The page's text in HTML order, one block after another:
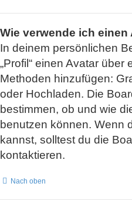
Wie verwende ich einen
In deinem persönlichen
„Profil“ einen Avatar
Methoden hinzufügen:
oder Hochladen. Die
bestimmen, ob und wie
benutzen können. Wenn
kannst, solltest du die
kontaktieren.
Nach oben